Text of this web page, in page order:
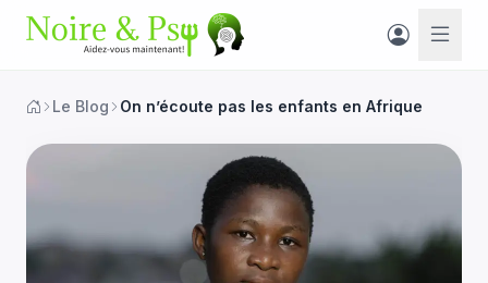
Le Blog On n’écoute pas les enfants en Afrique